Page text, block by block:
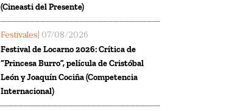
(Cineasti del Presente)
Festivales | 07/08/2026
Festival de Locarno 2026: Crítica de
“Princesa Burro”, película de Cristóbal
León y Joaquín Cociña (Competencia
Internacional)